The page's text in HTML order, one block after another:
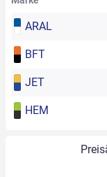
ARAL
BFT
JET
HEM